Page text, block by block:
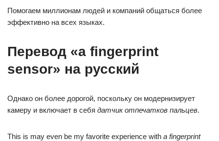
Помогаем миллионам людей и компаний общаться более
эффективно на всех языках.
Перевод «a fingerprint
sensor» на русский
Однако он более дорогой, поскольку он модернизирует
камеру и включает в себя датчик отпечатков пальцев.
This is may even be my favorite experience with a fingerprint